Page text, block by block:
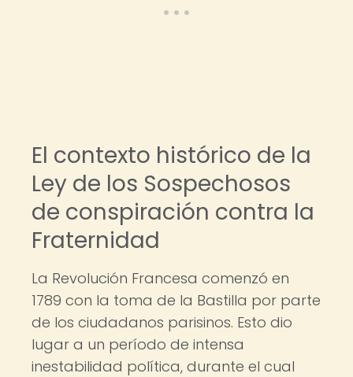
El contexto histórico de la
Ley de los Sospechosos
de conspiración contra la
Fraternidad
La Revolución Francesa comenzó en
1789 con la toma de la Bastilla por parte
de los ciudadanos parisinos. Esto dio
lugar a un período de intensa
inestabilidad política, durante el cual